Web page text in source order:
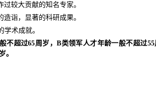
较大贡献的知名专家。
诣，显著的科研成果。
术成就。
不超过65周岁，B类领军人才年龄一般不超过55
。